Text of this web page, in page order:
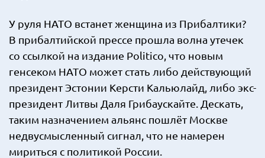
У руля НАТО встанет женщина из Прибалтики?
В прибалтийской прессе прошла волна утечек
со ссылкой на издание Politico, что новым
генсеком НАТО может стать либо действующий
президент Эстонии Керсти Кальюлайд, либо экс-
президент Литвы Даля Грибаускайте. Дескать,
таким назначением альянс пошлёт Москве
недвусмысленный сигнал, что не намерен
мириться с политикой России.